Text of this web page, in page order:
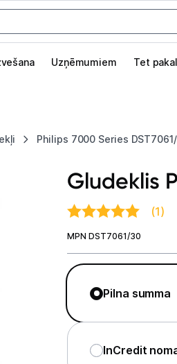
Uzņēmumiem Tet
Philips 7000 Series
Pieslēgties
kāroto ierīci izdevīgāk!
planšetdatori
Gludeklis
(1)
MPN DST7061/30
Pilna summa
InCredit